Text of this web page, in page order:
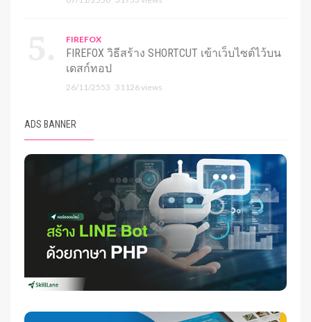
FIREFOX
FIREFOX วิธีสร้าง SHORTCUT เข้าเว็บไซต์ไว้บน
เดสก์ทอป
26/11/2553 31126 views
ADS BANNER